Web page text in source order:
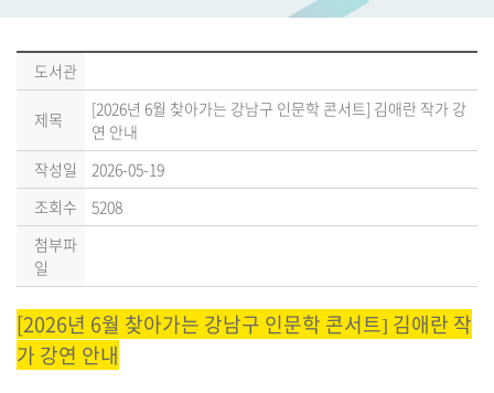
도서관
제목
[2026년 6월 찾아가는 강남구 인문학 콘서트] 김애란 작가 강
연 안내
작성일
2026-05-19
조회수
5208
첨부파
일
[2026년 6월 찾아가는 강남구 인문학 콘서트] 김애란 작
가 강연 안내